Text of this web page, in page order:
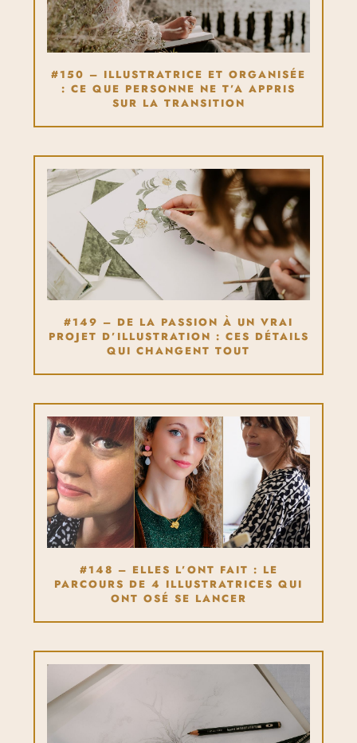
#150 – ILLUSTRATRICE ET ORGANISÉE
: CE QUE PERSONNE NE T’A APPRIS
SUR LA TRANSITION
#149 – DE LA PASSION À UN VRAI
PROJET D’ILLUSTRATION : CES DÉTAILS
QUI CHANGENT TOUT
#148 – ELLES L’ONT FAIT : LE
PARCOURS DE 4 ILLUSTRATRICES QUI
ONT OSÉ SE LANCER